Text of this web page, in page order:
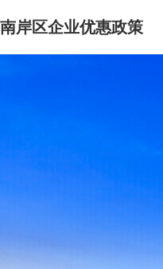
南岸区企业优惠政策